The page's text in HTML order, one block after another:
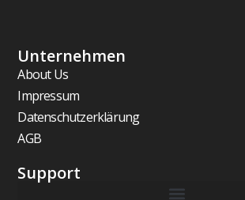
Unternehmen
About Us
Impressum
Datenschutzerklärung
AGB
Support